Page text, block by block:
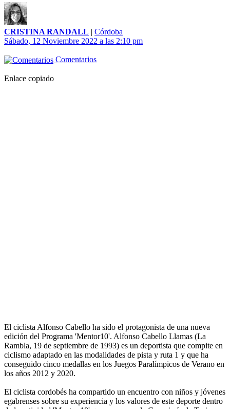
CRISTINA RANDALL | Córdoba
Sábado, 12 Noviembre 2022 a las 2:10 pm
Comentarios
Enlace copiado
El ciclista Alfonso Cabello ha sido el protagonista de una nueva
edición del Programa 'Mentor10'. Alfonso Cabello Llamas (La
Rambla, 19 de septiembre de 1993) es un deportista que compite en
ciclismo adaptado en las modalidades de pista y ruta 1 y que ha
conseguido cinco medallas en los Juegos Paralímpicos de Verano en
los años 2012 y 2020.
El ciclista cordobés ha compartido un encuentro con niños y jóvenes
egabrenses sobre su experiencia y los valores de este deporte dentro